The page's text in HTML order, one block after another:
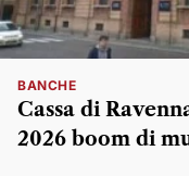
BANCHE
Cassa di
2026 boom di